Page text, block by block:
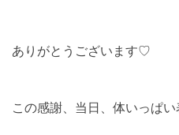
ありがとうございます♡
この感謝、当日、体いっぱ